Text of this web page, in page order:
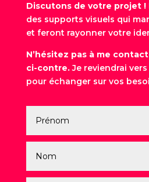
Discutons de votre projet !
des supports visuels qui
et feront rayonner votre
N’hésitez pas à me
ci-contre.Je reviendrai
pour échanger sur vos